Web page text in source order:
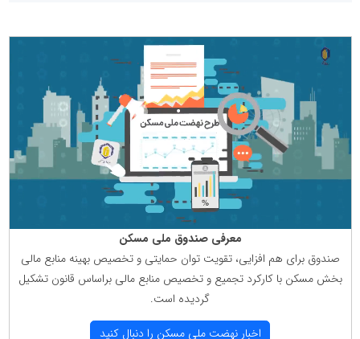
معرفی صندوق ملی مسكن
صندوق برای هم افزایی، تقویت توان حمایتی و تخصیص بهینه منابع مالی
بخش مسكن با كاركرد تجمیع و تخصیص منابع مالی براساس قانون تشكیل
گردیده است.
اخبار نهضت ملی مسكن را دنبال كنید